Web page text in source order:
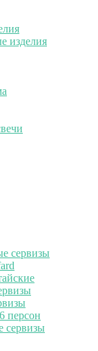
изделия
сервизы
персон
сервизы